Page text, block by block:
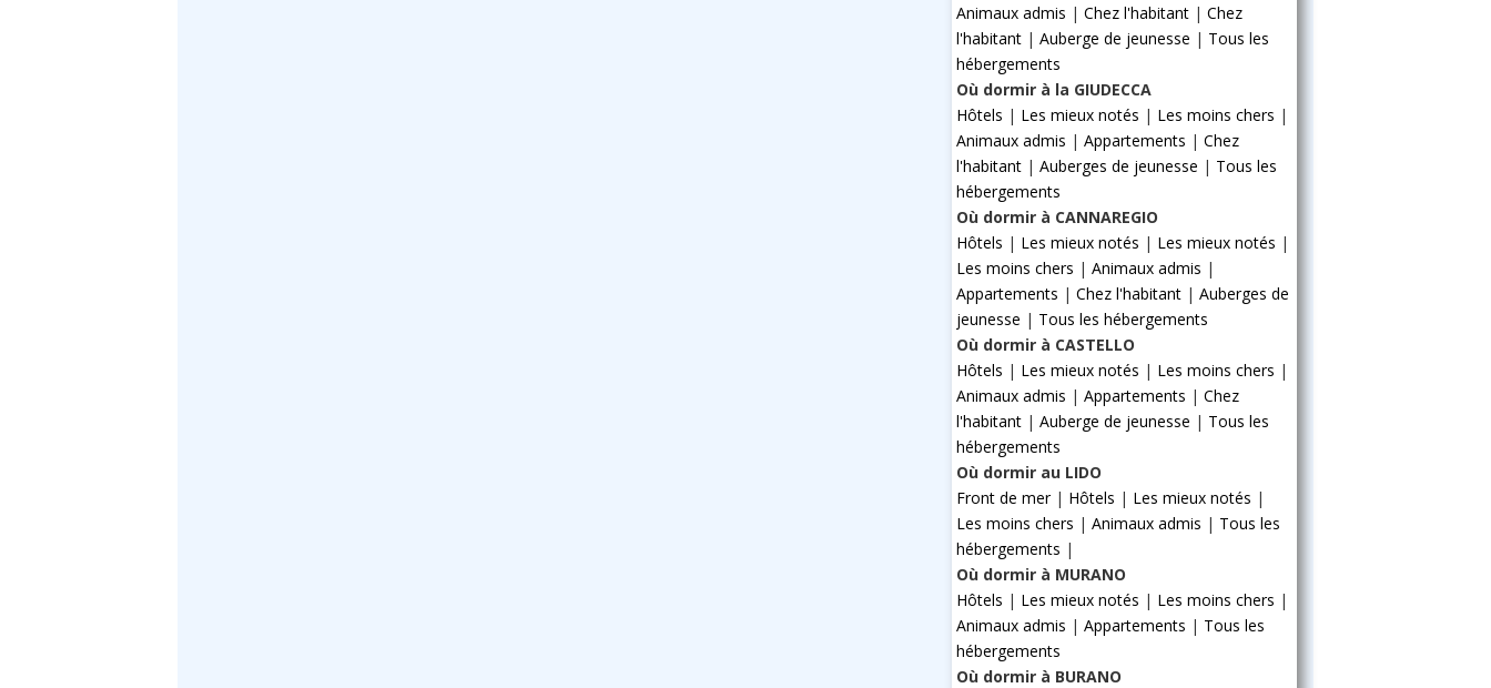
Animaux admis | Chez l'habitant| Chez
l'habitant| Auberge de jeunesse | Tous les
hébergements
Où dormir à la GIUDECCA
Hôtels | Les mieux notés | Les moins chers |
Animaux admis | Appartements | Chez
l'habitant| Auberges de jeunesse | Tous les
hébergements
Où dormir à CANNAREGIO
Hôtels | Les mieux notés | Les mieux notés |
Les moins chers | Animaux admis |
Appartements | Chez l'habitant| Auberges de
jeunesse | Tous les hébergements
Où dormir à CASTELLO
Hôtels | Les mieux notés | Les moins chers |
Animaux admis | Appartements | Chez
l'habitant| Auberge de jeunesse | Tous les
hébergements
Où dormir au LIDO
Front de mer| Hôtels | Les mieux notés |
Les moins chers | Animaux admis | Tous les
hébergements |
Où dormir à MURANO
Hôtels | Les mieux notés | Les moins chers |
Animaux admis | Appartements | Tous les
hébergements
Où dormir à BURANO